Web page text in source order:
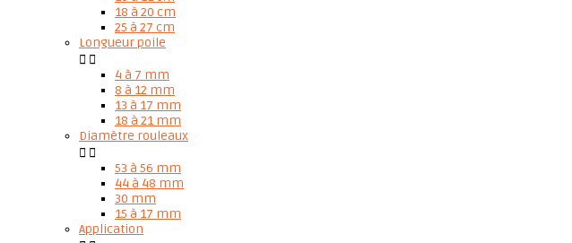
18 à 20 cm
25 à 27 cm
Longueur poile
 
4 à 7 mm
8 à 12 mm
13 à 17 mm
18 à 21 mm
Diamètre rouleaux
 
53 à 56 mm
44 à 48 mm
30 mm
15 à 17 mm
Application